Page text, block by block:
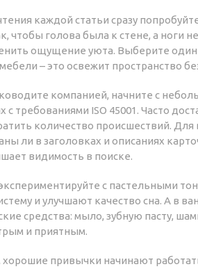
каждой статьи сразу
чтобы голова была к стене, а ноги
ощущение уюта. Выберите один
– это освежит пространство
компанией, начните с
с требованиями ISO 45001. Часто
количество происшествий. Для
ли в заголовках и описаниях
видимость в поиске.
с пастельными
и улучшают качество сна. А в
средства: мыло, зубную пасту,
и приятным.
привычки начинают